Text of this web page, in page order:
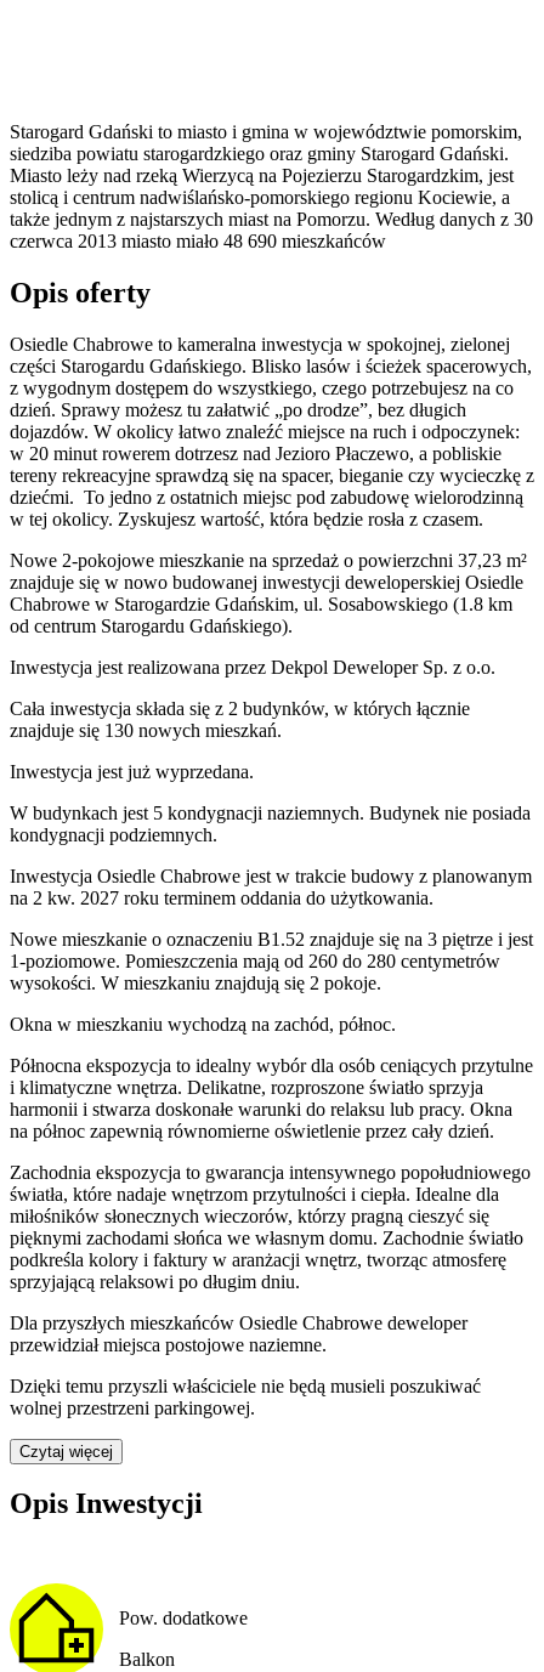
Starogard Gdański to miasto i gmina w województwie pomorskim,
siedziba powiatu starogardzkiego oraz gminy Starogard Gdański.
Miasto leży nad rzeką Wierzycą na Pojezierzu Starogardzkim, jest
stolicą i centrum nadwiślańsko-pomorskiego regionu Kociewie, a
także jednym z najstarszych miast na Pomorzu. Według danych z 30
czerwca 2013 miasto miało 48 690 mieszkańców
Opis oferty
Osiedle Chabrowe to kameralna inwestycja w spokojnej, zielonej
części Starogardu Gdańskiego. Blisko lasów i ścieżek spacerowych,
z wygodnym dostępem do wszystkiego, czego potrzebujesz na co
dzień. Sprawy możesz tu załatwić „po drodze”, bez długich
dojazdów. W okolicy łatwo znaleźć miejsce na ruch i odpoczynek:
w 20 minut rowerem dotrzesz nad Jezioro Płaczewo, a pobliskie
tereny rekreacyjne sprawdzą się na spacer, bieganie czy wycieczkę z
dziećmi. To jedno z ostatnich miejsc pod zabudowę wielorodzinną
w tej okolicy. Zyskujesz wartość, która będzie rosła z czasem.
Nowe 2-pokojowe mieszkanie na sprzedaż o powierzchni 37,23 m²
znajduje się w nowo budowanej inwestycji deweloperskiej Osiedle
Chabrowe w Starogardzie Gdańskim, ul. Sosabowskiego (1.8 km
od centrum Starogardu Gdańskiego).
Inwestycja jest realizowana przez Dekpol Deweloper Sp. z o.o.
Cała inwestycja składa się z 2 budynków, w których łącznie
znajduje się 130 nowych mieszkań.
Inwestycja jest już wyprzedana.
W budynkach jest 5 kondygnacji naziemnych. Budynek nie posiada
kondygnacji podziemnych.
Inwestycja Osiedle Chabrowe jest w trakcie budowy z planowanym
na 2 kw. 2027 roku terminem oddania do użytkowania.
Nowe mieszkanie o oznaczeniu B1.52 znajduje się na 3 piętrze i jest
1-poziomowe. Pomieszczenia mają od 260 do 280 centymetrów
wysokości. W mieszkaniu znajdują się 2 pokoje.
Okna w mieszkaniu wychodzą na zachód, północ.
Północna ekspozycja to idealny wybór dla osób ceniących przytulne
i klimatyczne wnętrza. Delikatne, rozproszone światło sprzyja
harmonii i stwarza doskonałe warunki do relaksu lub pracy. Okna
na północ zapewnią równomierne oświetlenie przez cały dzień.
Zachodnia ekspozycja to gwarancja intensywnego popołudniowego
światła, które nadaje wnętrzom przytulności i ciepła. Idealne dla
miłośników słonecznych wieczorów, którzy pragną cieszyć się
pięknymi zachodami słońca we własnym domu. Zachodnie światło
podkreśla kolory i faktury w aranżacji wnętrz, tworząc atmosferę
sprzyjającą relaksowi po długim dniu.
Dla przyszłych mieszkańców Osiedle Chabrowe deweloper
przewidziałmiejsca postojowe naziemne.
Dzięki temu przyszli właściciele nie będą musieli poszukiwać
wolnej przestrzeni parkingowej.
Czytaj więcej
Opis Inwestycji
Pow. dodatkowe
Balkon